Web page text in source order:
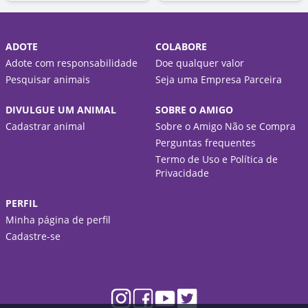
ADOTE
Adote com responsabilidade
Pesquisar animais
COLABORE
Doe qualquer valor
Seja uma Empresa Parceira
DIVULGUE UM ANIMAL
Cadastrar animal
SOBRE O AMIGO
Sobre o Amigo Não se Compra
Perguntas frequentes
Termo de Uso e Política de
Privacidade
PERFIL
Minha página de perfil
Cadastre-se